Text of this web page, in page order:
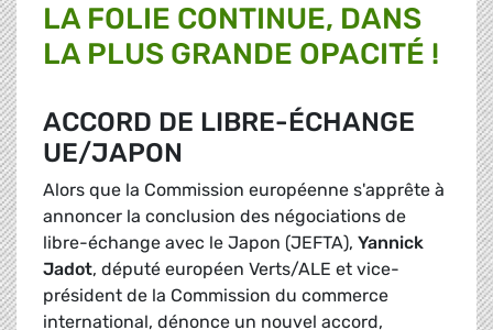
LA FOLIE CONTINUE, DANS
LA PLUS GRANDE OPACITÉ !
ACCORD DE LIBRE-ÉCHANGE
UE/JAPON
Alors que la Commission européenne s'apprête à
annoncer la conclusion des négociations de
libre-échange avec le Japon (JEFTA), Yannick
Jadot, député européen Verts/ALE et vice-
président de la Commission du commerce
international, dénonce un nouvel accord,